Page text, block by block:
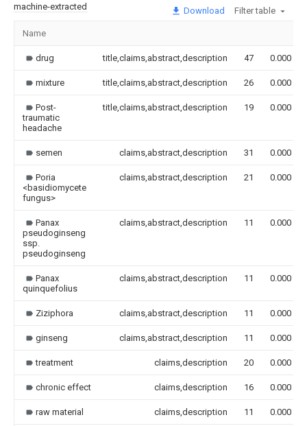
machine-extracted Download Filter table
Name
drug title,claims,abstract,description 47 0.000
mixture title,claims,abstract,description 26 0.000
Post-
traumatic
headache
title,claims,abstract,description 19 0.000
semen claims,abstract,description 31 0.000
Poria
<basidiomycete
fungus>
claims,abstract,description 21 0.000
Panax
pseudoginseng
ssp.
pseudoginseng
claims,abstract,description 11 0.000
Panax
quinquefolius
claims,abstract,description 11 0.000
Ziziphora claims,abstract,description 11 0.000
ginseng claims,abstract,description 11 0.000
treatment claims,description 20 0.000
chronic effect claims,description 16 0.000
raw material claims,description 11 0.000